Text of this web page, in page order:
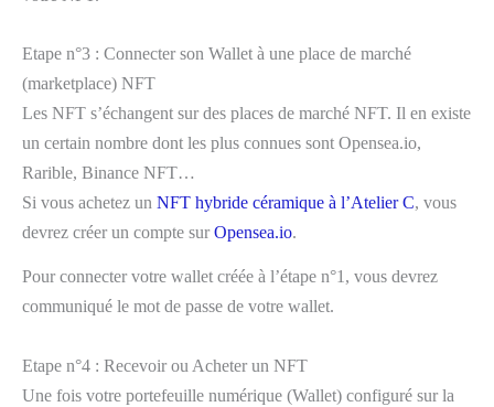
Etape n°3 : Connecter son Wallet à une place de marché
(marketplace) NFT
Les NFT s’échangent sur des places de marché NFT. Il en existe
un certain nombre dont les plus connues sont Opensea.io,
Rarible, Binance NFT…
Si vous achetez un NFT hybride céramique à l’Atelier C, vous
devrez créer un compte sur Opensea.io.
Pour connecter votre wallet créée à l’étape n°1, vous devrez
communiqué le mot de passe de votre wallet.
Etape n°4 : Recevoir ou Acheter un NFT
Une fois votre portefeuille numérique (Wallet) configuré sur la